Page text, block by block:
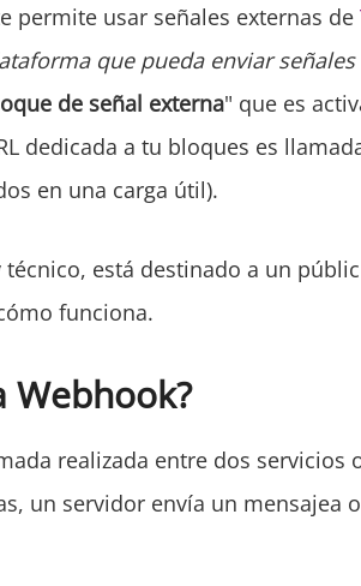
permite usar señales externas de
que pueda enviar
de señal externa" que es
dedicada a tu bloques es
en una carga útil).
técnico, está destinado a un
funciona.
Webhook?
realizada entre dos servicios
un servidor envía un mensajea